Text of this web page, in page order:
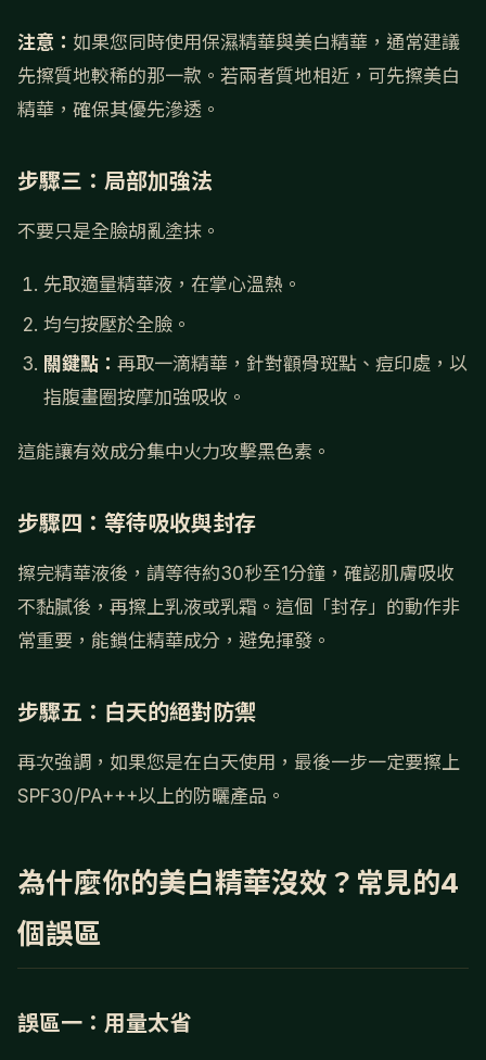
注意： 如果您同時使用保濕精華與美白精華，通常建議
先擦質地較稀的那一款。若兩者質地相近，可先擦美白
精華，確保其優先滲透。
步驟三：局部加強法
不要只是全臉胡亂塗抹。
先取適量精華液，在掌心溫熱。
均勻按壓於全臉。
關鍵點： 再取一滴精華，針對顴骨斑點、痘印處，以
指腹畫圈按摩加強吸收。
這能讓有效成分集中火力攻擊黑色素。
步驟四：等待吸收與封存
擦完精華液後，請等待約30秒至1分鐘，確認肌膚吸收
不黏膩後，再擦上乳液或乳霜。這個「封存」的動作非
常重要，能鎖住精華成分，避免揮發。
步驟五：白天的絕對防禦
再次強調，如果您是在白天使用，最後一步一定要擦上
SPF30/PA+++以上的防曬產品。
為什麼你的美白精華沒效？常見的4
個誤區
誤區一：用量太省